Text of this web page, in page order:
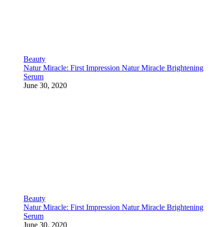
Beauty
Natur Miracle: First Impression Natur Miracle Brightening
Serum
June 30, 2020
Beauty
Natur Miracle: First Impression Natur Miracle Brightening
Serum
June 30, 2020